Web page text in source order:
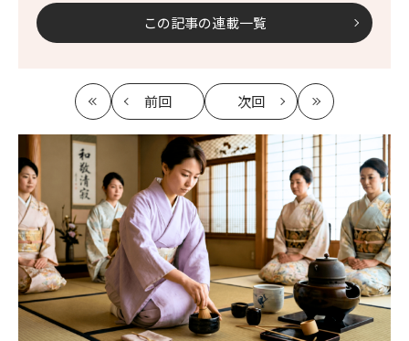
この記事の連載一覧
最
初
前回
記
へ
次回
記
事
へ
最
新